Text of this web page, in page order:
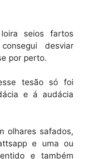
seios fartos
desviar
por perto.
tesão só foi
e á audácia
olhares safados,
e uma ou
e também